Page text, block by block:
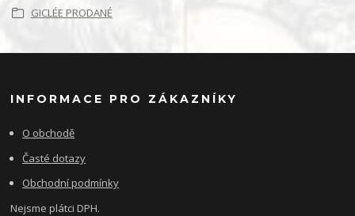
GICLÉE PRODANÉ
INFORMACE PRO ZÁKAZNÍKY
O obchodě
Časté dotazy
Obchodní podmínky
Nejsme plátci DPH.